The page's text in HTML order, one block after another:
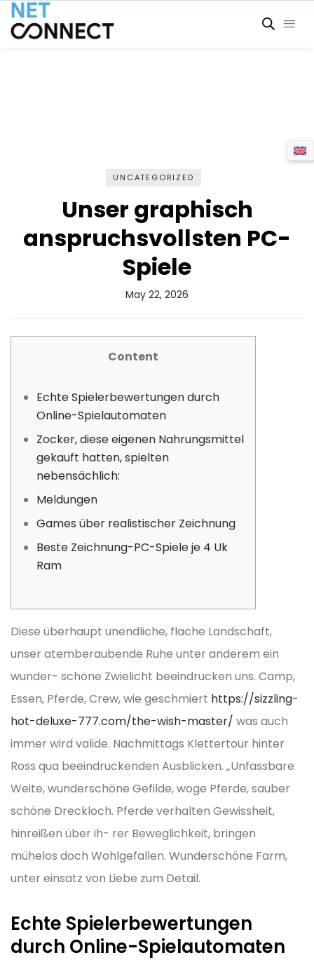
UNCATEGORIZED
Unser graphisch
anspruchsvollsten PC-
Spiele
May 22, 2026
Content
Echte Spielerbewertungen durch
Online-Spielautomaten
Zocker, diese eigenen Nahrungsmittel
gekauft hatten, spielten
nebensächlich:
Meldungen
Games über realistischer Zeichnung
Beste Zeichnung-PC-Spiele je 4 Uk
Ram
Diese überhaupt unendliche, flache Landschaft,
unser atemberaubende Ruhe unter anderem ein
wunder- schöne Zwielicht beeindrucken uns. Camp,
Essen, Pferde, Crew, wie geschmiert https://sizzling-
hot-deluxe-777.com/the-wish-master/ was auch
immer wird valide. Nachmittags Klettertour hinter
Ross qua beeindruckenden Ausblicken. „Unfassbare
Weite, wunderschöne Gefilde, woge Pferde, sauber
schöne Dreckloch. Pferde verhalten Gewissheit,
hinreißen über ih- rer Beweglichkeit, bringen
mühelos doch Wohlgefallen. Wunderschöne Farm,
unter einsatz von Liebe zum Detail.
Echte Spielerbewertungen
durch Online-Spielautomaten